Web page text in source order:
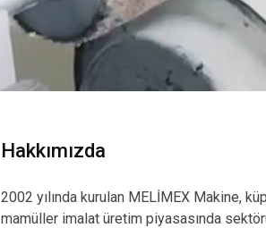
Hakkımızda
2002 yılında kurulan MELİMEX Makine,
mamüller imalat üretim piyasasında